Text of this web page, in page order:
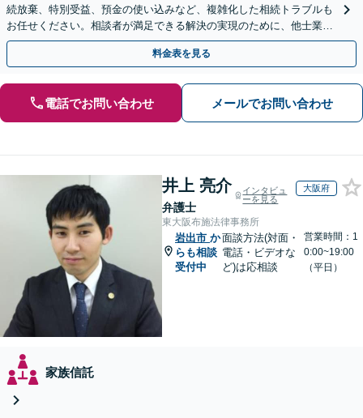
続放棄、特別受益、預金の使い込みなど、複雑化した相続トラブルも
お任せください。相談者が満足できる解決の実現のために、他士業と
連携し最善を尽くします【完全個室】
料金表を見る
電話でお問い合わせ メールでお問い合わせ
井上 亮介
弁護士
インタビュ
ーを見る
大阪府
東大阪布施法律事務所
岩出市 か
らも相談
受付中
面談方法(対面・
電話・ビデオな
ど)は応相談
営業時間：1
0:00~19:00
（平日）
家族信託